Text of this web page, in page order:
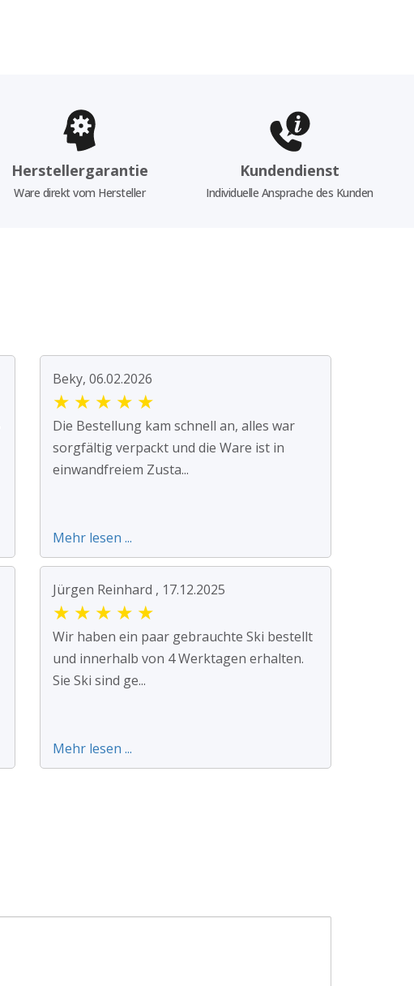
Herstellergarantie
Ware direkt vom Hersteller
Kundendienst
Individuelle Ansprache des Kunden
Beky, 06.02.2026
★ ★ ★ ★ ★
Die Bestellung kam schnell an, alles war
sorgfältig verpackt und die Ware ist in
einwandfreiem Zusta...
Mehr lesen ...
Jürgen Reinhard , 17.12.2025
★ ★ ★ ★ ★
Wir haben ein paar gebrauchte Ski bestellt
und innerhalb von 4 Werktagen erhalten.
Sie Ski sind ge...
Mehr lesen ...